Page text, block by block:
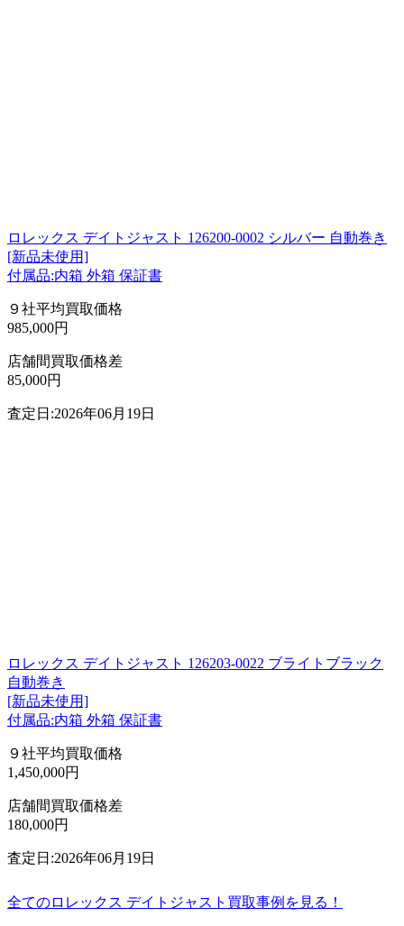
ロレックス デイトジャスト 126200-0002 シルバー 自動巻き
[新品未使用]
付属品:内箱 外箱 保証書
９社平均買取価格
985,000円
店舗間買取価格差
85,000円
査定日:2026年06月19日
ロレックス デイトジャスト 126203-0022 ブライトブラック
自動巻き
[新品未使用]
付属品:内箱 外箱 保証書
９社平均買取価格
1,450,000円
店舗間買取価格差
180,000円
査定日:2026年06月19日
全てのロレックス デイトジャスト買取事例を見る！